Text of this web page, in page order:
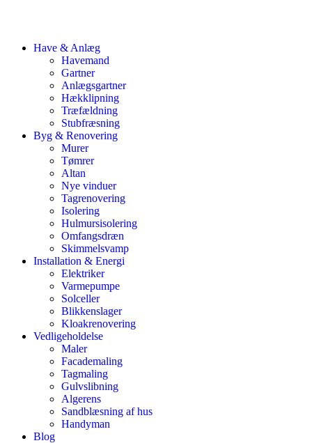
Have & Anlæg
Havemand
Gartner
Anlægsgartner
Hækklipning
Træfældning
Stubfræsning
Byg & Renovering
Murer
Tømrer
Altan
Nye vinduer
Tagrenovering
Isolering
Hulmursisolering
Omfangsdræn
Skimmelsvamp
Installation & Energi
Elektriker
Varmepumpe
Solceller
Blikkenslager
Kloakrenovering
Vedligeholdelse
Maler
Facademaling
Tagmaling
Gulvslibning
Algerens
Sandblæsning af hus
Handyman
Blog